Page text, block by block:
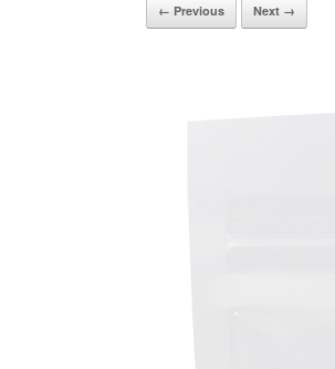
← Previous Next →